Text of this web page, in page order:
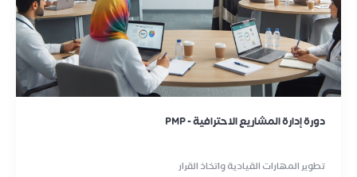
دورة إدارة المشاريع الاحترافية - PMP
تطوير المهارات القيادية واتخاذ القرار